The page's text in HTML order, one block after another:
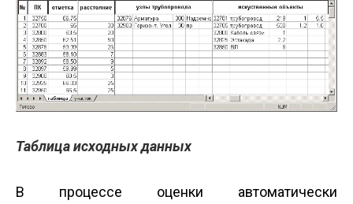
Таблица исходных данных
В процессе оценки автоматически